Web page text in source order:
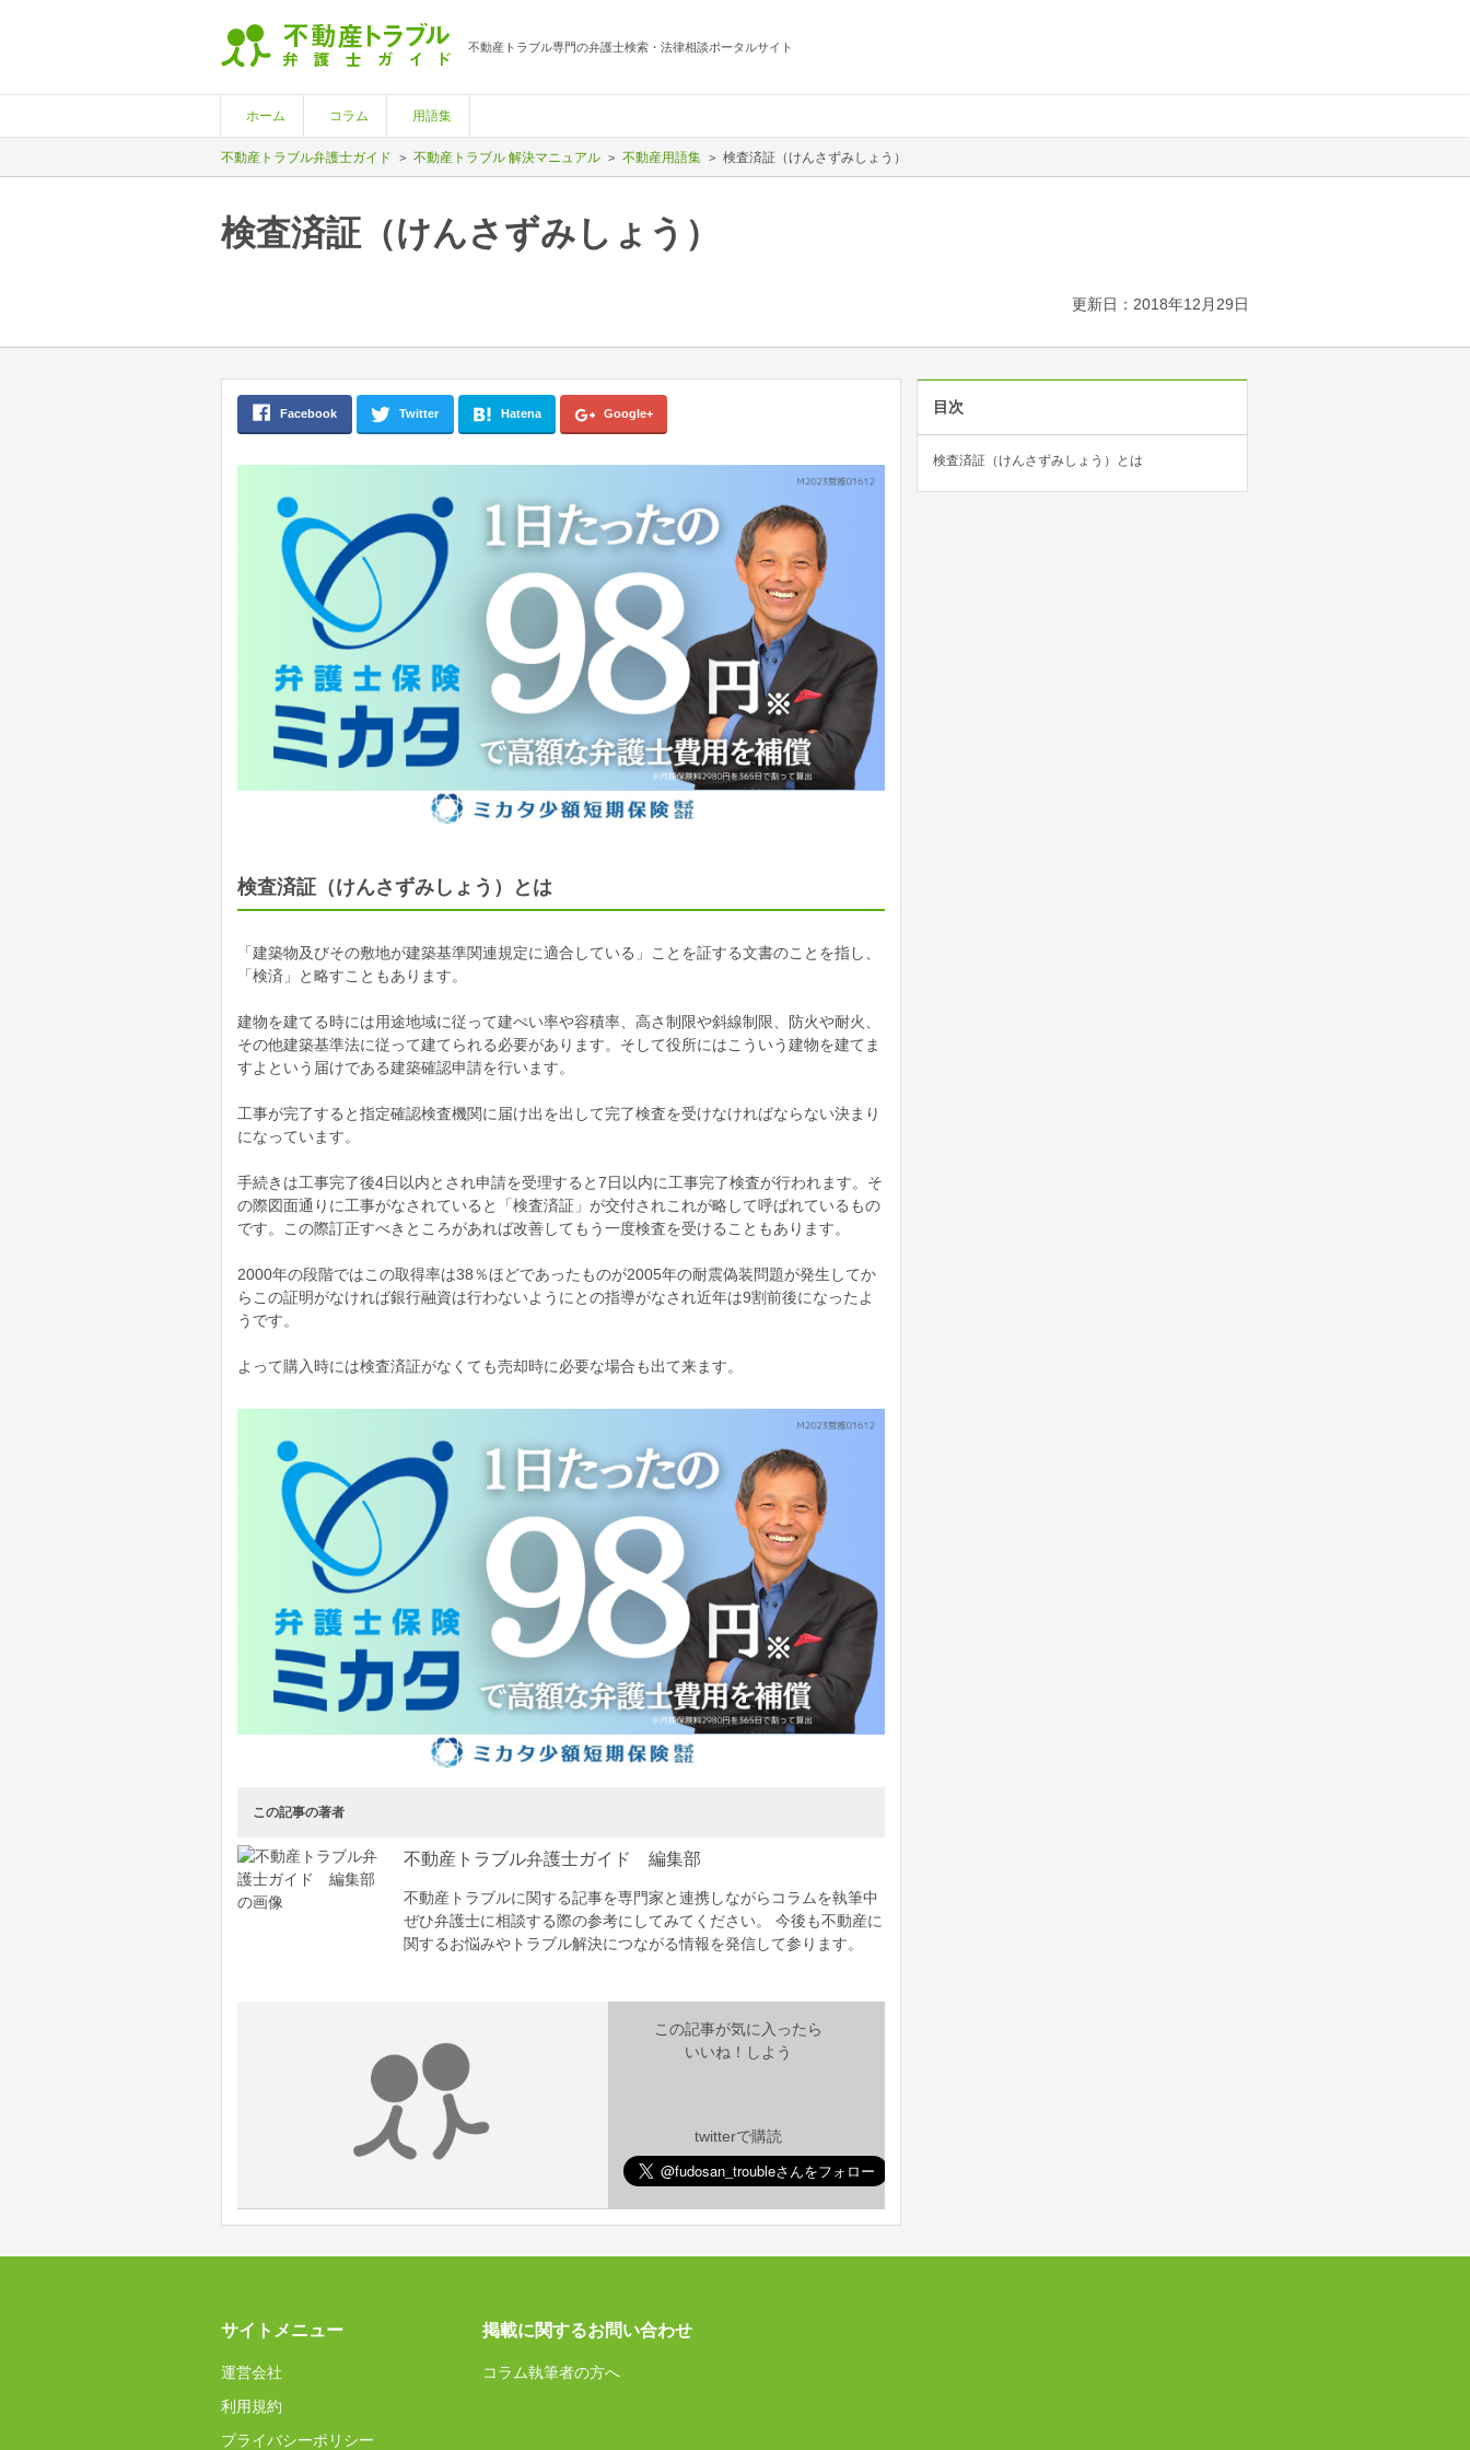
不動産トラブル専門の弁護士検索・法律相談ポータルサイト
ホーム コラム 用語集
不動産トラブル弁護士ガイド 不動産トラブル 解決マニュアル 不動産用語集 検査済証（けんさずみしょう）
検査済証（けんさずみしょう）
更新日：2018年12月29日
Facebook Twitter Hatena Google+
検査済証（けんさずみしょう）とは
「建築物及びその敷地が建築基準関連規定に適合している」ことを証する文書のことを指し、
「検済」と略すこともあります。
建物を建てる時には用途地域に従って建ぺい率や容積率、高さ制限や斜線制限、防火や耐火、
その他建築基準法に従って建てられる必要があります。そして役所にはこういう建物を建てま
すよという届けである建築確認申請を行います。
工事が完了すると指定確認検査機関に届け出を出して完了検査を受けなければならない決まり
になっています。
手続きは工事完了後4日以内とされ申請を受理すると7日以内に工事完了検査が行われます。そ
の際図面通りに工事がなされていると「検査済証」が交付されこれが略して呼ばれているもの
です。この際訂正すべきところがあれば改善してもう一度検査を受けることもあります。
2000年の段階ではこの取得率は38％ほどであったものが2005年の耐震偽装問題が発生してか
らこの証明がなければ銀行融資は行わないようにとの指導がなされ近年は9割前後になったよ
うです。
よって購入時には検査済証がなくても売却時に必要な場合も出て来ます。
この記事の著者
不動産トラブル弁護士ガイド 編集部
不動産トラブルに関する記事を専門家と連携しながらコラムを執筆中
ぜひ弁護士に相談する際の参考にしてみてください。 今後も不動産に
関するお悩みやトラブル解決につながる情報を発信して参ります。
この記事が気に入ったら
いいね！しよう
twitterで購読
目次
検査済証（けんさずみしょう）とは
サイトメニュー
運営会社
利用規約
プライバシーポリシー
掲載に関するお問い合わせ
コラム執筆者の方へ